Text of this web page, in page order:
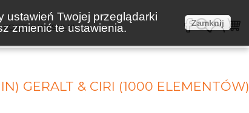
ustawień Twojej przeglądarki
zmienić te ustawienia.
Zamknij
KOSZTY WYSYŁKI
GERALT & CIRI (1000 ELEMENTÓW)